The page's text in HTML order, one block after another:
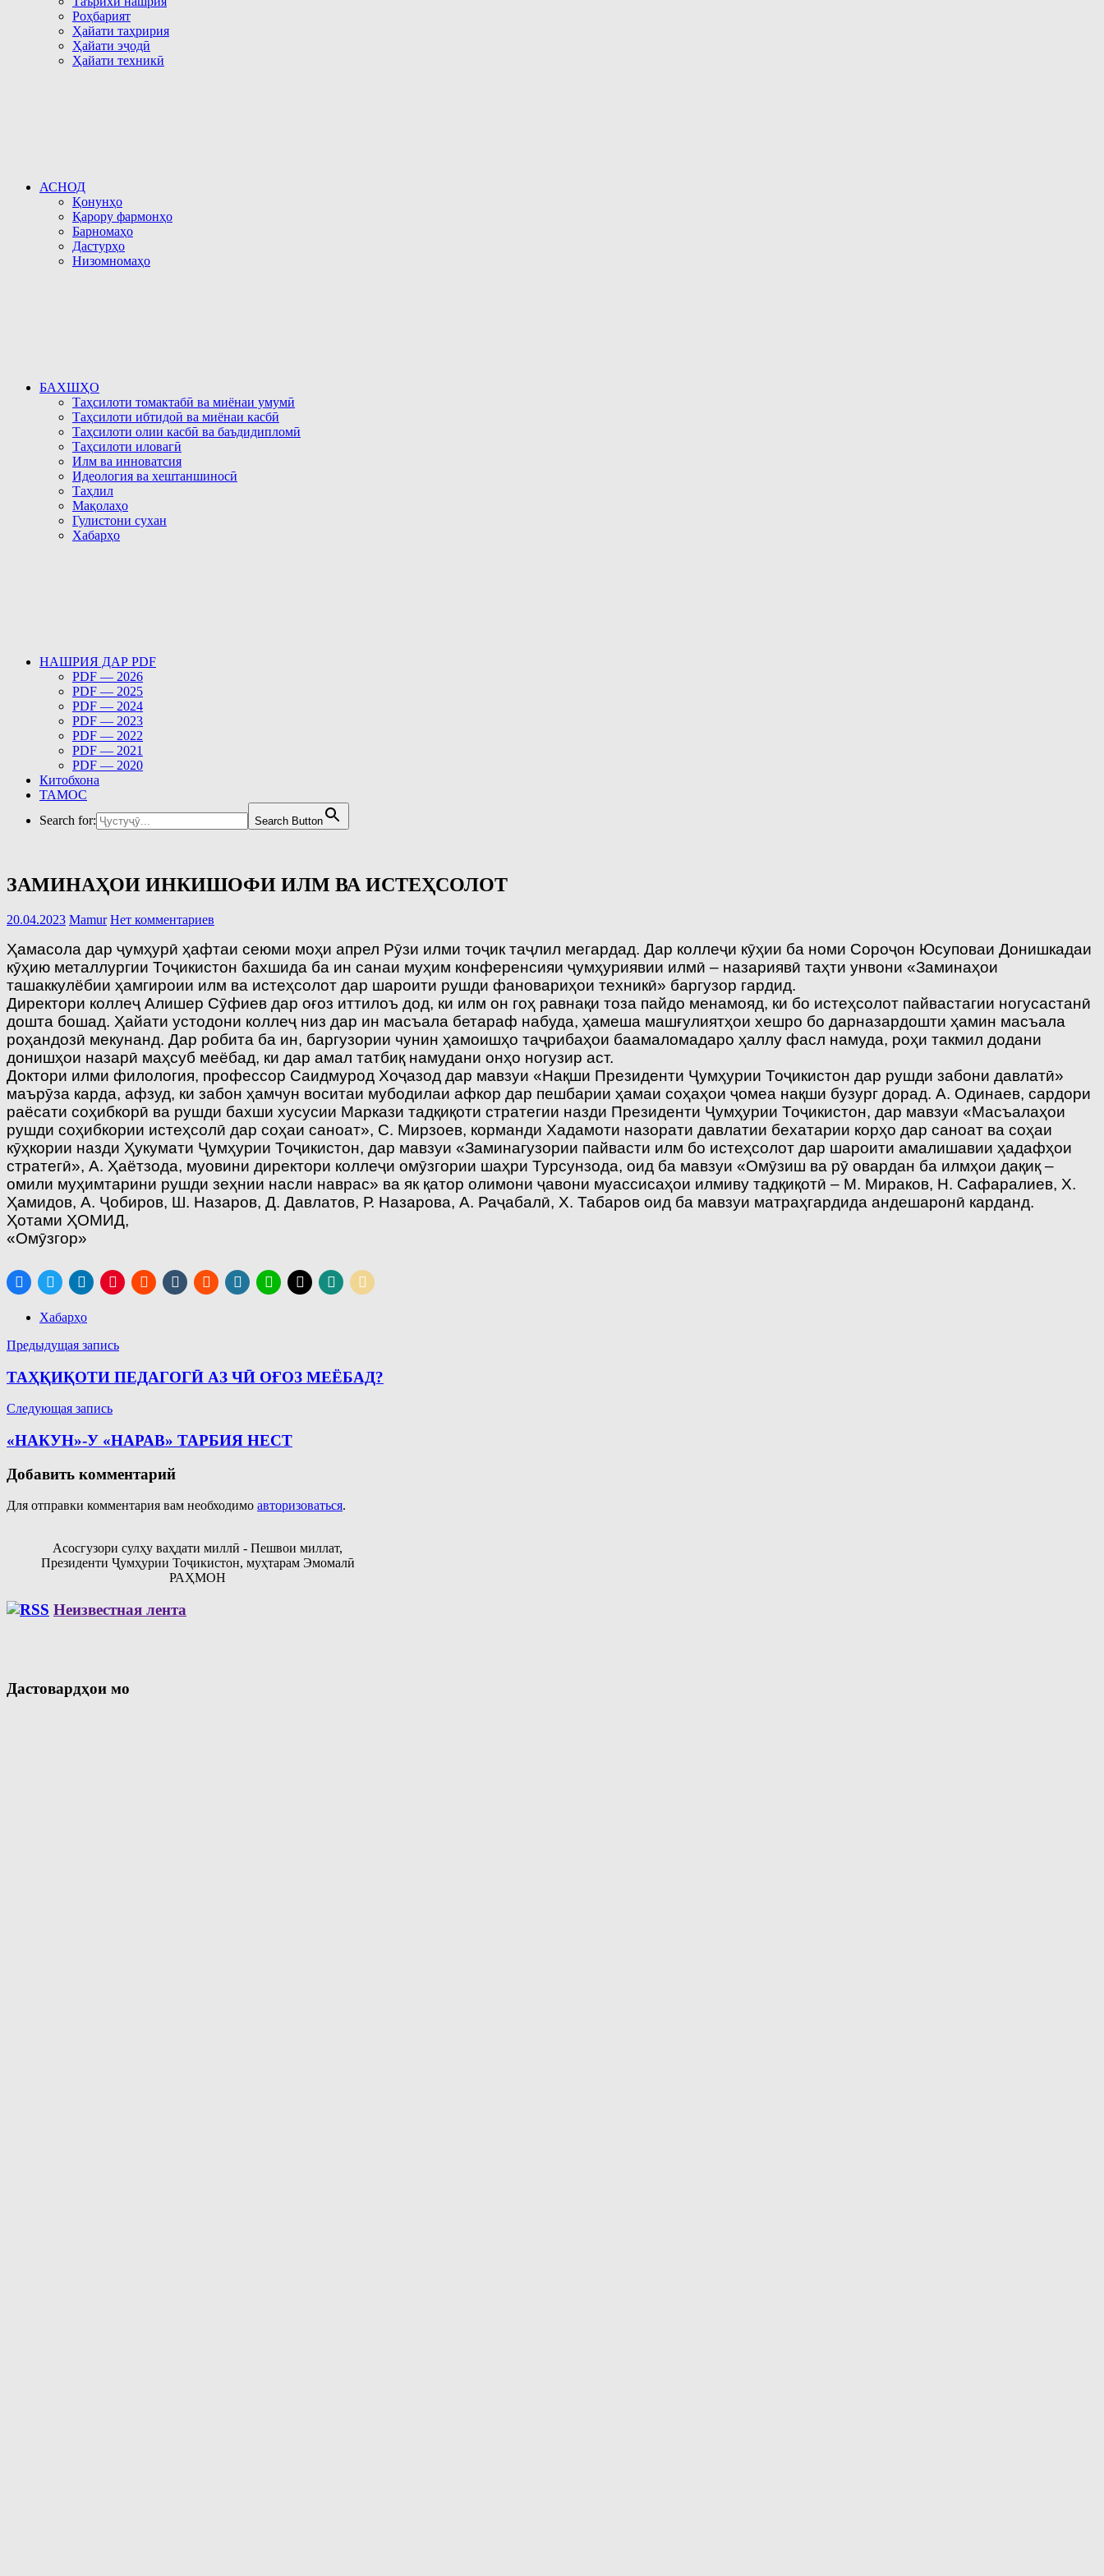
Роҳбарият
Ҳайати таҳририя
Ҳайати эҷодӣ
Ҳайати техникӣ
АСНОД
Қонунҳо
Қарору фармонҳо
Барномаҳо
Дастурҳо
Низомномаҳо
БАХШҲО
Таҳсилоти томактабӣ ва миёнаи умумӣ
Таҳсилоти ибтидоӣ ва миёнаи касбӣ
Таҳсилоти олии касбӣ ва баъдидипломӣ
Таҳсилоти иловагӣ
Илм ва инноватсия
Идеология ва хештаншиносӣ
Таҳлил
Мақолаҳо
Гулистони сухан
Хабарҳо
НАШРИЯ ДАР PDF
PDF — 2026
PDF — 2025
PDF — 2024
PDF — 2023
PDF — 2022
PDF — 2021
PDF — 2020
Китобхона
ТАМОС
Search for:
Search Button
ЗАМИНАҲОИ ИНКИШОФИ ИЛМ ВА ИСТЕҲСОЛОТ
20.04.2023 Mamur Нет комментариев
Ҳамасола дар ҷумҳурӣ ҳафтаи сеюми моҳи апрел Рӯзи илми тоҷик таҷлил мегардад. Дар коллеҷи кӯҳии ба номи Сороҷон Юсуповаи Донишкадаи
кӯҳию металлургии Тоҷикистон бахшида ба ин санаи муҳим конференсияи ҷумҳуриявии илмӣ – назариявӣ таҳти унвони «Заминаҳои
ташаккулёбии ҳамгироии илм ва истеҳсолот дар шароити рушди фановариҳои техникӣ» баргузор гардид.
Директори коллеҷ Алишер Сӯфиев дар оғоз иттилоъ дод, ки илм он гоҳ равнақи тоза пайдо менамояд, ки бо истеҳсолот пайвастагии ногусастанӣ
дошта бошад. Ҳайати устодони коллеҷ низ дар ин масъала бетараф набуда, ҳамеша машғулиятҳои хешро бо дарназардошти ҳамин масъала
роҳандозӣ мекунанд. Дар робита ба ин, баргузории чунин ҳамоишҳо таҷрибаҳои баамаломадаро ҳаллу фасл намуда, роҳи такмил додани
донишҳои назарӣ маҳсуб меёбад, ки дар амал татбиқ намудани онҳо ногузир аст.
Доктори илми филология, профессор Саидмурод Хоҷазод дар мавзуи «Нақши Президенти Ҷумҳурии Тоҷикистон дар рушди забони давлатӣ»
маърӯза карда, афзуд, ки забон ҳамчун воситаи мубодилаи афкор дар пешбарии ҳамаи соҳаҳои ҷомеа нақши бузург дорад. А. Одинаев, сардори
раёсати соҳибкорӣ ва рушди бахши хусусии Маркази тадқиқоти стратегии назди Президенти Ҷумҳурии Тоҷикистон, дар мавзуи «Масъалаҳои
рушди соҳибкории истеҳсолӣ дар соҳаи саноат», С. Мирзоев, корманди Хадамоти назорати давлатии бехатарии корҳо дар саноат ва соҳаи
кӯҳкории назди Ҳукумати Ҷумҳурии Тоҷикистон, дар мавзуи «Заминагузории пайвасти илм бо истеҳсолот дар шароити амалишавии ҳадафҳои
стратегӣ», А. Ҳаётзода, муовини директори коллеҷи омӯзгории шаҳри Турсунзода, оид ба мавзуи «Омӯзиш ва рӯ овардан ба илмҳои дақиқ –
омили муҳимтарини рушди зеҳнии насли наврас» ва як қатор олимони ҷавони муассисаҳои илмиву тадқиқотӣ – М. Мираков, Н. Сафаралиев, Х.
Ҳамидов, А. Ҷобиров, Ш. Назаров, Д. Давлатов, Р. Назарова, А. Раҷабалӣ, Х. Табаров оид ба мавзуи матраҳгардида андешаронӣ карданд.
Ҳотами ҲОМИД,
«Омӯзгор»
Хабарҳо
Навигация
по
записям
Предыдущая запись
ТАҲҚИҚОТИ ПЕДАГОГӢ АЗ ЧӢ ОҒОЗ МЕЁБАД?
Следующая запись
«НАКУН»-У «НАРАВ» ТАРБИЯ НЕСТ
Добавить комментарий
Для отправки комментария вам необходимо авторизоваться.
Асосгузори сулҳу ваҳдати миллӣ - Пешвои миллат,
Президенти Ҷумҳурии Тоҷикистон, муҳтарам Эмомалӣ
РАҲМОН
Неизвестная лента
Дастовардҳои мо